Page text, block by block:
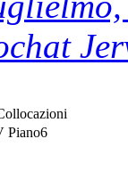
Piano6